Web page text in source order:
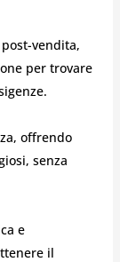
vendita,
per trovare
offrendo
senza
e
il